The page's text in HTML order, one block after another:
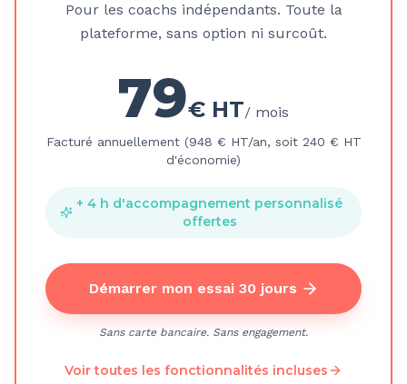
Pour les coachs indépendants. Toute la
plateforme, sans option ni surcoût.
79€ HT/ mois
Facturé annuellement (948 € HT/an, soit 240 € HT
d'économie)
+ 4 h d'accompagnement personnalisé
offertes
Démarrer mon essai 30 jours
Sans carte bancaire. Sans engagement.
Voir toutes les fonctionnalités incluses